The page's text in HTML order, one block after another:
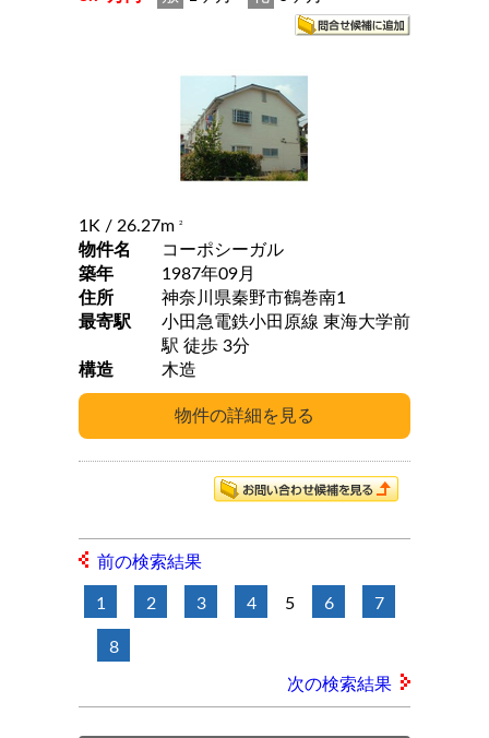
1K / 26.27m 2
物件名
コーポシーガル
築年
1987年09月
住所
神奈川県秦野市鶴巻南1
最寄駅
小田急電鉄小田原線 東海大学前
駅 徒歩 3分
構造
木造
前の検索結果
1 2 3 4 5 6 7
8
次の検索結果